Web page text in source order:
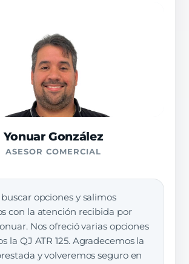
Yonuar González
ASESOR COMERCIAL
opciones y salimos
con la atención recibida por
Nos ofreció varias opciones
la QJ ATR 125. Agradecemos la
y volveremos seguro en